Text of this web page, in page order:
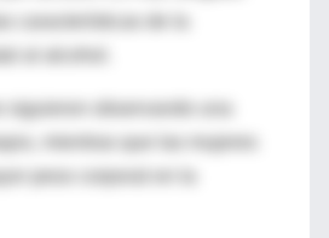
siguieron observando una
mientras que las mujeres
peso corporal en la